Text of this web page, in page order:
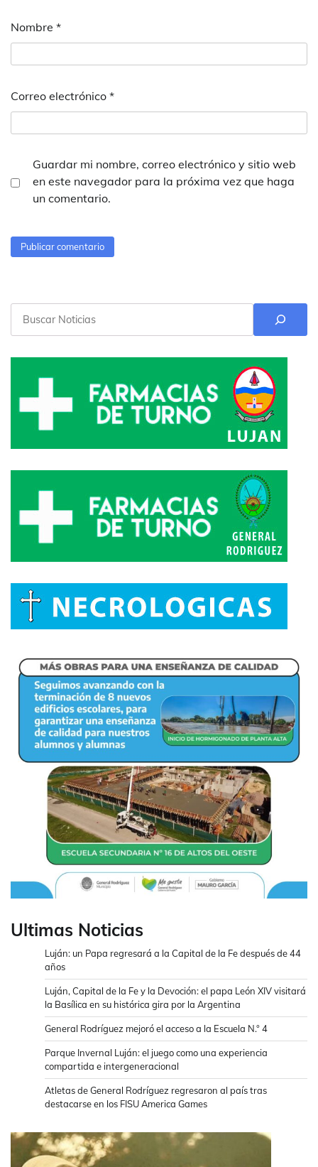
Nombre *
Correo electrónico *
Guardar mi nombre, correo electrónico y sitio web
en este navegador para la próxima vez que haga
un comentario.
Ultimas Noticias
Luján: un Papa regresará a la Capital de la Fe después de 44
años
Luján, Capital de la Fe y la Devoción: el papa León XIV visitará
la Basílica en su histórica gira por la Argentina
General Rodríguez mejoró el acceso a la Escuela N.° 4
Parque Invernal Luján: el juego como una experiencia
compartida e intergeneracional
Atletas de General Rodríguez regresaron al país tras
destacarse en los FISU America Games